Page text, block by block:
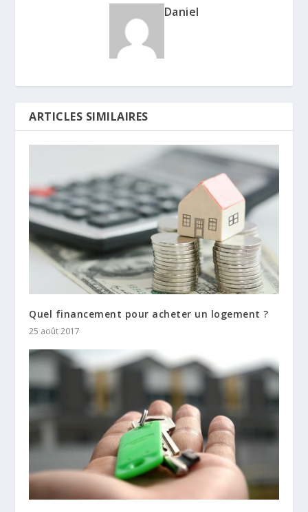
Daniel
ARTICLES SIMILAIRES
Quel financement pour acheter un logement ?
25 août 2017